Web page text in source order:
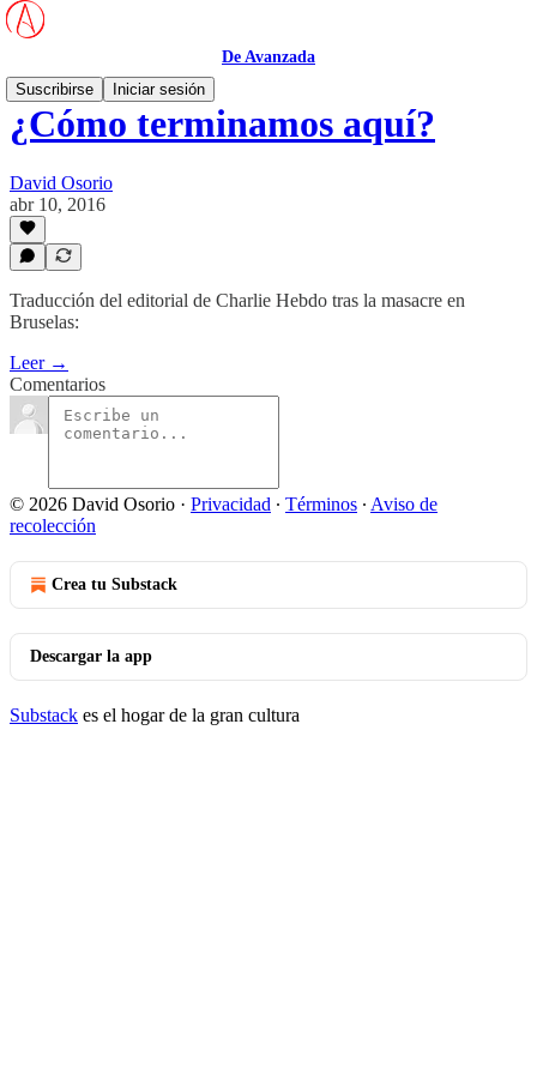
De Avanzada
Suscribirse
Iniciar sesión
¿Cómo terminamos aquí?
David Osorio
abr 10, 2016
Traducción del editorial de Charlie Hebdo tras la masacre en
Bruselas:
Leer →
Comentarios
© 2026 David Osorio · Privacidad ∙ Términos ∙ Aviso de
recolección
Crea tu Substack
Descargar la app
Substack es el hogar de la gran cultura